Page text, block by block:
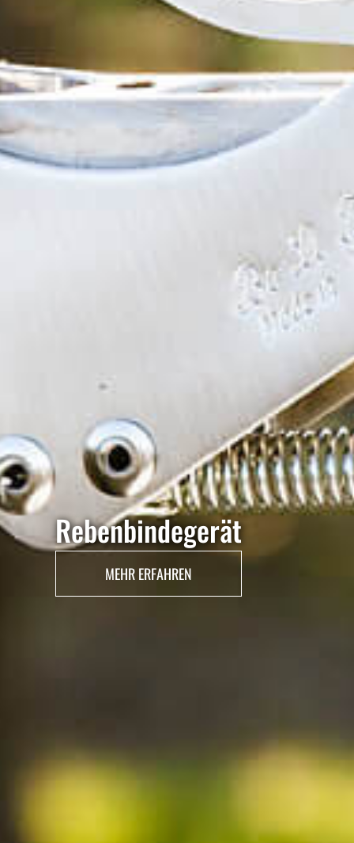
Rebenbindegerät
MEHR ERFAHREN